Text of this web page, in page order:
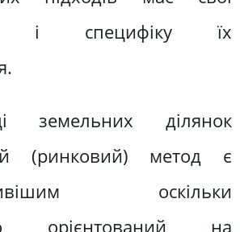
і специфіку їх
земельних ділянок
(ринковий) метод є
оскільки
орієнтований на